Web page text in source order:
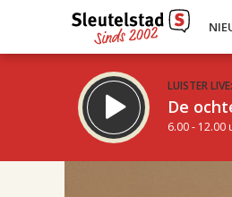
LUISTER LIVE:
De
6.00 - 12.00